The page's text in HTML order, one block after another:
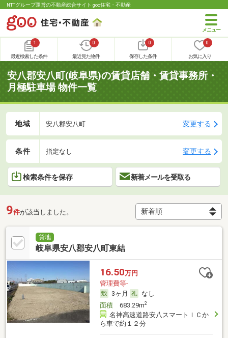
NTTグループ運営の不動産総合サイト goo住宅・不動産
1
最近検索した条件
0
最近見た物件
0
保存した条件
0
お気に入り
安八郡安八町(岐阜県)の賃貸店舗・賃貸事務所・
月極駐車場 物件一覧
地域 安八郡安八町 変更する
条件 指定なし 変更する
検索条件を保存 新着メールを受取る
9件が該当しました。
貸地
岐阜県安八郡安八町東結
16.50万円
管理費等-
3ヶ月
なし
面積683.29m2
名神高速道路安八スマートＩＣか
ら車で約１２分